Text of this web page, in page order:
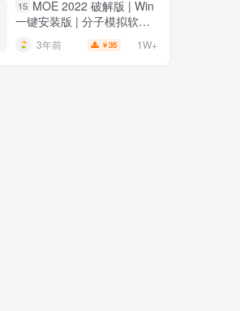
15 MOE 2022 破解版 | Win
一键安装版 | 分子模拟软件 |
3年前 ￥35 1W+